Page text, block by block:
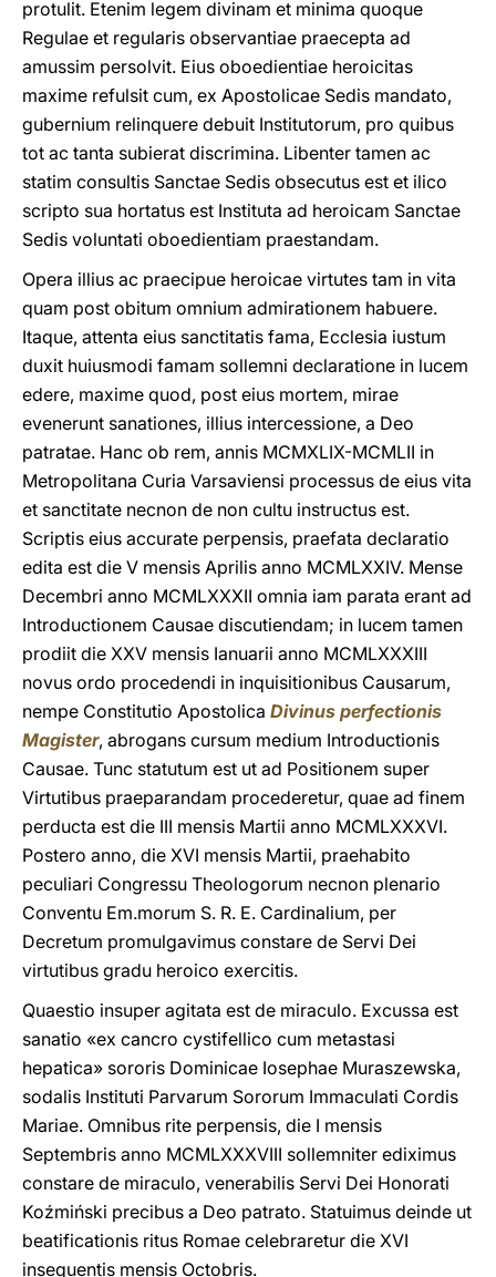
protulit. Etenim legem divinam et minima quoque
Regulae et regularis observantiae praecepta ad
amussim persolvit. Eius oboedientiae heroicitas
maxime refulsit cum, ex Apostolicae Sedis mandato,
gubernium relinquere debuit Institutorum, pro quibus
tot ac tanta subierat discrimina. Libenter tamen ac
statim consultis Sanctae Sedis obsecutus est et ilico
scripto sua hortatus est Instituta ad heroicam Sanctae
Sedis voluntati oboedientiam praestandam.
Opera illius ac praecipue heroicae virtutes tam in vita
quam post obitum omnium admirationem habuere.
Itaque, attenta eius sanctitatis fama, Ecclesia iustum
duxit huiusmodi famam sollemni declaratione in lucem
edere, maxime quod, post eius mortem, mirae
evenerunt sanationes, illius intercessione, a Deo
patratae. Hanc ob rem, annis MCMXLIX-MCMLII in
Metropolitana Curia Varsaviensi processus de eius vita
et sanctitate necnon de non cultu instructus est.
Scriptis eius accurate perpensis, praefata declaratio
edita est die V mensis Aprilis anno MCMLXXIV. Mense
Decembri anno MCMLXXXII omnia iam parata erant ad
Introductionem Causae discutiendam; in lucem tamen
prodiit die XXV mensis Ianuarii anno MCMLXXXIII
novus ordo procedendi in inquisitionibus Causarum,
nempe Constitutio Apostolica Divinus perfectionis
Magister, abrogans cursum medium Introductionis
Causae. Tunc statutum est ut ad Positionem super
Virtutibus praeparandam procederetur, quae ad finem
perducta est die III mensis Martii anno MCMLXXXVI.
Postero anno, die XVI mensis Martii, praehabito
peculiari Congressu Theologorum necnon plenario
Conventu Em.morum S. R. E. Cardinalium, per
Decretum promulgavimus constare de Servi Dei
virtutibus gradu heroico exercitis.
Quaestio insuper agitata est de miraculo. Excussa est
sanatio «ex cancro cystifellico cum metastasi
hepatica» sororis Dominicae Iosephae Muraszewska,
sodalis Instituti Parvarum Sororum Immaculati Cordis
Mariae. Omnibus rite perpensis, die I mensis
Septembris anno MCMLXXXVIII sollemniter ediximus
constare de miraculo, venerabilis Servi Dei Honorati
Koźmiński precibus a Deo patrato. Statuimus deinde ut
beatificationis ritus Romae celebraretur die XVI
insequentis mensis Octobris.